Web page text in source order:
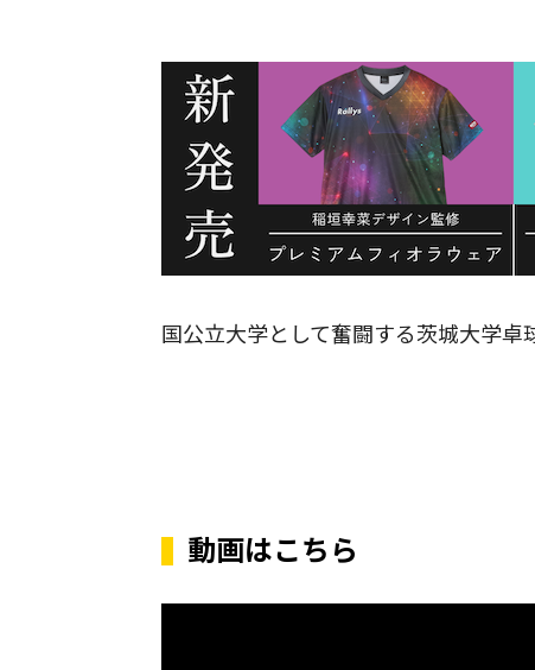
国公立大学として奮闘する茨城大学卓
動画はこちら